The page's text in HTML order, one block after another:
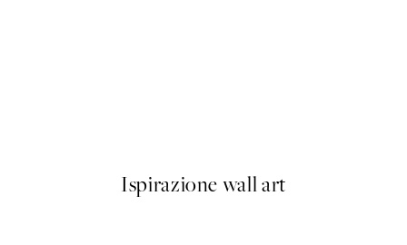
Ispirazione wall art